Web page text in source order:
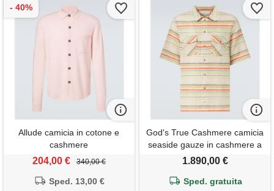
Allude camicia in cotone e
cashmere
204,00 € 340,00 €
Sped. 13,00 €
God's True Cashmere camicia
seaside gauze in cashmere a
righe
1.890,00 €
Sped. gratuita